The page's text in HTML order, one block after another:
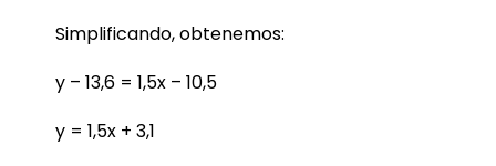
Simplificando, obtenemos:
y – 13,6 = 1,5x – 10,5
y = 1,5x + 3,1